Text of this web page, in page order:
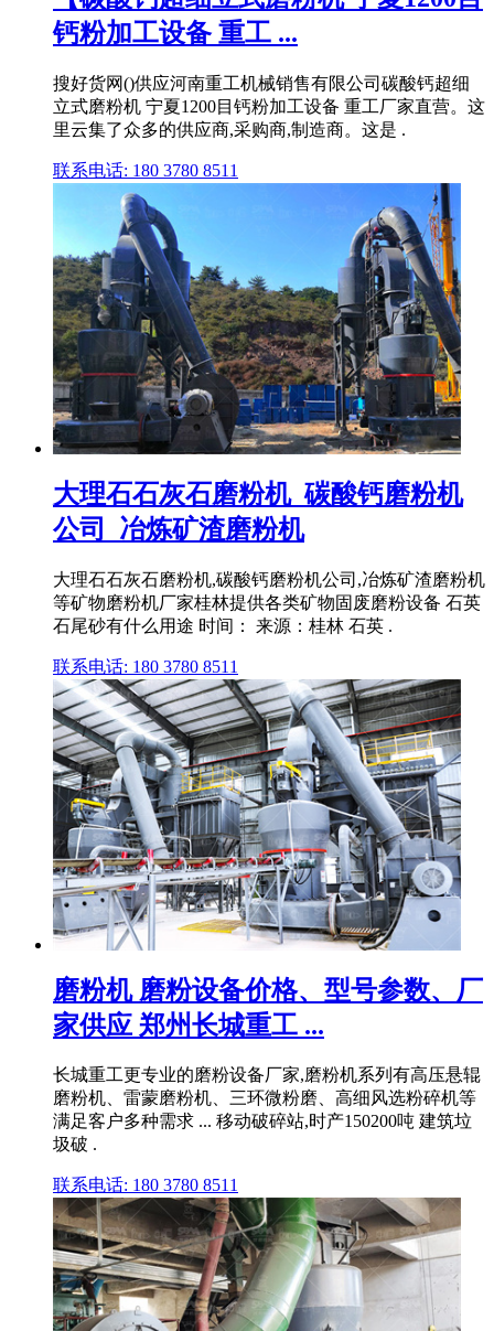
钙粉加工设备 重工 ...
搜好货网()供应河南重工机械销售有限公司碳酸钙超细
立式磨粉机 宁夏1200目钙粉加工设备 重工厂家直营。这
里云集了众多的供应商,采购商,制造商。这是 .
联系电话: 180 3780 8511
大理石石灰石磨粉机_碳酸钙磨粉机
公司_冶炼矿渣磨粉机
大理石石灰石磨粉机,碳酸钙磨粉机公司,冶炼矿渣磨粉机
等矿物磨粉机厂家桂林提供各类矿物固废磨粉设备 石英
石尾砂有什么用途 时间： 来源：桂林 石英 .
联系电话: 180 3780 8511
磨粉机 磨粉设备价格、型号参数、厂
家供应 郑州长城重工 ...
长城重工更专业的磨粉设备厂家,磨粉机系列有高压悬辊
磨粉机、雷蒙磨粉机、三环微粉磨、高细风选粉碎机等
满足客户多种需求 ... 移动破碎站,时产150200吨 建筑垃
圾破 .
联系电话: 180 3780 8511